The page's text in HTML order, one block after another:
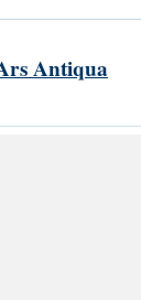
Antiqua